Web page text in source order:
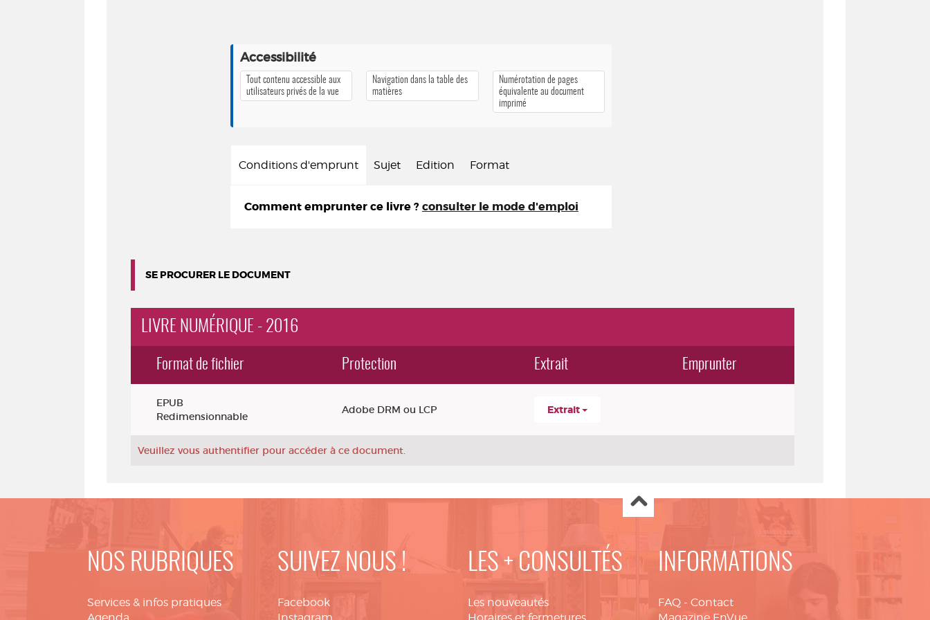
Accessibilité
Tout contenu accessible aux
utilisateurs privés de la vue
Navigation dans la table des
matières
Numérotation de pages
équivalente au document
imprimé
Conditions d'emprunt Sujet Edition Format
Comment emprunter ce livre ? consulter le mode d'emploi
SE PROCURER LE DOCUMENT
LIVRE NUMÉRIQUE - 2016
Format de fichier Protection Extrait Emprunter
EPUB
Redimensionnable
Adobe DRM ou LCP Extrait
Veuillez vous authentifier pour accéder à ce document.
NOS RUBRIQUES
Services & infos pratiques
SUIVEZ NOUS !
Facebook
LES + CONSULTÉS
Les nouveautés
INFORMATIONS
FAQ - Contact